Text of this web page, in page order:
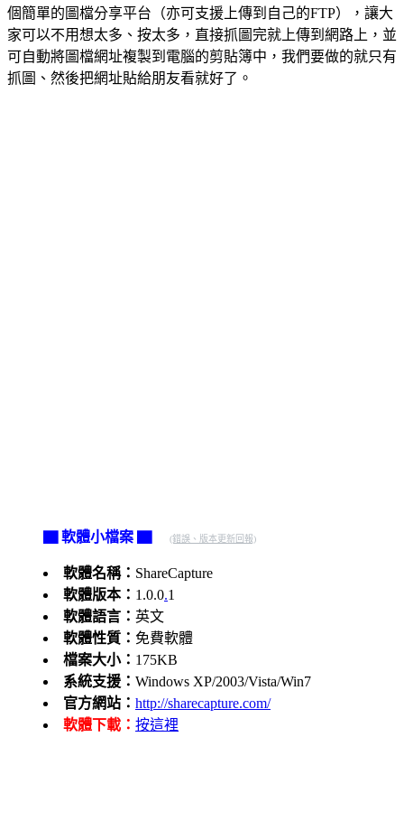
個簡單的圖檔分享平台（亦可支援上傳到自己的FTP），讓大
家可以不用想太多、按太多，直接抓圖完就上傳到網路上，並
可自動將圖檔網址複製到電腦的剪貼簿中，我們要做的就只有
抓圖、然後把網址貼給朋友看就好了。
▇ 軟體小檔案 ▇ (錯誤、版本更新回報)
軟體名稱： ShareCapture
軟體版本： 1.0.0.1
軟體語言： 英文
軟體性質： 免費軟體
檔案大小： 175KB
系統支援： Windows XP/2003/Vista/Win7
官方網站： http://sharecapture.com/
軟體下載： 按這裡